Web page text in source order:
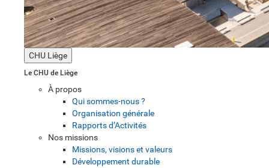
CHU Liège
Le CHU de Liège
À propos
Qui sommes-nous ?
Organisation générale
Rapports d’Activités
Nos missions
Missions, visions et valeurs
Développement durable